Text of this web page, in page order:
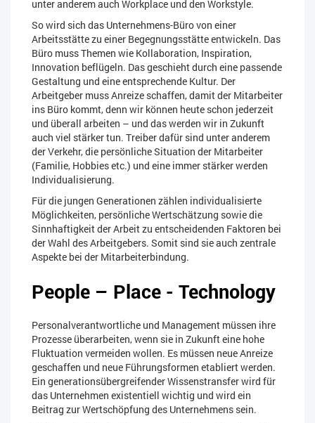
unter anderem auch Workplace und den Workstyle.
So wird sich das Unternehmens-Büro von einer
Arbeitsstätte zu einer Begegnungsstätte entwickeln. Das
Büro muss Themen wie Kollaboration, Inspiration,
Innovation beflügeln. Das geschieht durch eine passende
Gestaltung und eine entsprechende Kultur. Der
Arbeitgeber muss Anreize schaffen, damit der Mitarbeiter
ins Büro kommt, denn wir können heute schon jederzeit
und überall arbeiten – und das werden wir in Zukunft
auch viel stärker tun. Treiber dafür sind unter anderem
der Verkehr, die persönliche Situation der Mitarbeiter
(Familie, Hobbies etc.) und eine immer stärker werden
Individualisierung.
Für die jungen Generationen zählen individualisierte
Möglichkeiten, persönliche Wertschätzung sowie die
Sinnhaftigkeit der Arbeit zu entscheidenden Faktoren bei
der Wahl des Arbeitgebers. Somit sind sie auch zentrale
Aspekte bei der Mitarbeiterbindung.
People – Place - Technology
Personalverantwortliche und Management müssen ihre
Prozesse überarbeiten, wenn sie in Zukunft eine hohe
Fluktuation vermeiden wollen. Es müssen neue Anreize
geschaffen und neue Führungsformen etabliert werden.
Ein generationsübergreifender Wissenstransfer wird für
das Unternehmen existentiell wichtig und wird ein
Beitrag zur Wertschöpfung des Unternehmens sein.